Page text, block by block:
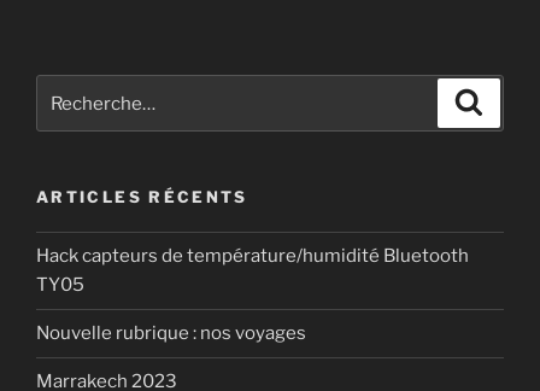
pour
ARTICLES RÉCENTS
Hack capteurs de température/humidité Bluetooth
TY05
Nouvelle rubrique : nos voyages
Marrakech 2023